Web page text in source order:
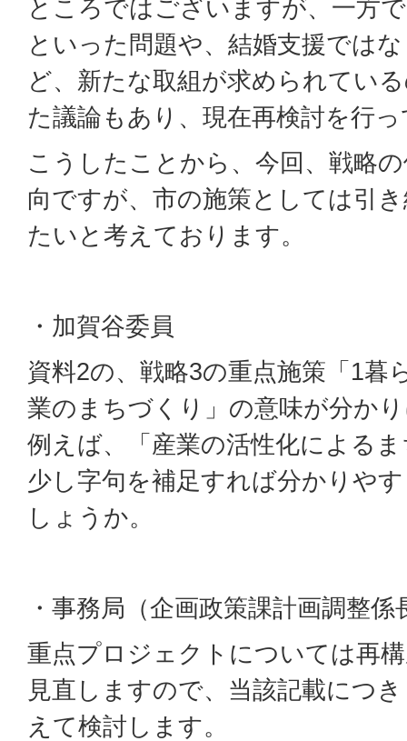
ところではございますが、一方
といった問題や、結婚支援では
ど、新たな取組が求められてい
た議論もあり、現在再検討を行
こうしたことから、今回、戦略
向ですが、市の施策としては引
たいと考えております。
・加賀谷委員
資料2の、戦略3の重点施策「1暮
業のまちづくり」の意味が分か
例えば、「産業の活性化による
少し字句を補足すれば分かりや
しょうか。
・事務局（企画政策課計画調整係
重点プロジェクトについては再
見直しますので、当該記載につ
えて検討します。